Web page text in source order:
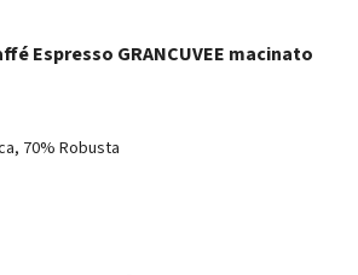
Espresso GRANCUVEE macinato
70% Robusta